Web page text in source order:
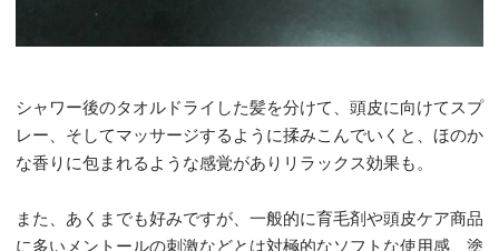
シャワー後のタオルドライした髪を分けて、頭皮に向けてスプ
レー、そしてマッサージするように揉みこんでいくと、ほのか
な香りに包まれるような感覚がありリラックス効果も。
また、あくまでも好みですが、一般的に育毛剤や頭皮ケア商品
に多いメントールの刺激などとは対極的なソフトな使用感、塗